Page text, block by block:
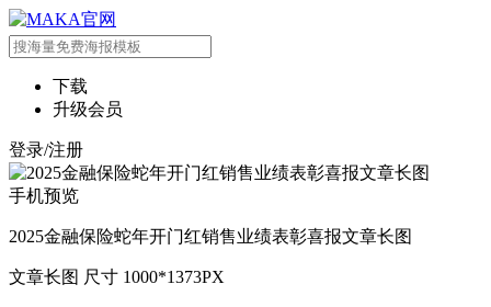
下载
升级会员
登录/注册
手机预览
2025金融保险蛇年开门红销售业绩表彰喜报文章长图
文章长图 尺寸 1000*1373PX